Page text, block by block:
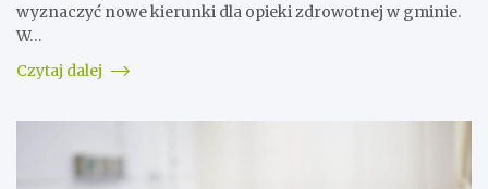
wyznaczyć nowe kierunki dla opieki zdrowotnej w gminie.
W…
Czytaj dalej